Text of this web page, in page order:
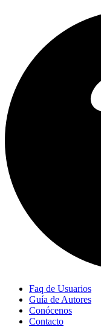
Faq de Usuarios
Guía de Autores
Conócenos
Contacto